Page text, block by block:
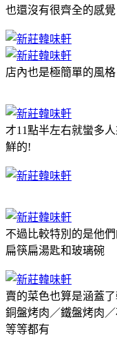
也還沒有很齊全的感覺
店內也是極簡單的風
才11點半左右就蠻多
鮮的!
不過比較特別的是他
扁筷扁湯匙和玻璃碗
賣的菜色也算是涵蓋
銅盤烤肉／鐵盤烤肉
等等都有